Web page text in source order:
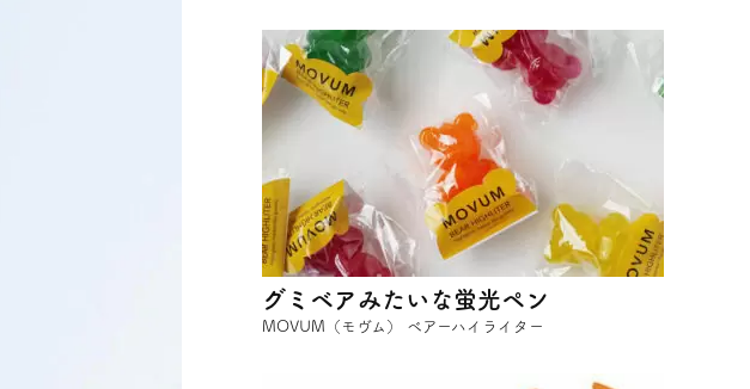
グミベアみたいな蛍光ペン
MOVUM（モヴム） ベアーハイライター